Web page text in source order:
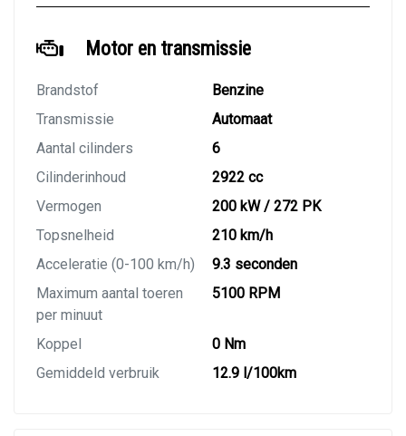
Motor en transmissie
Brandstof
Benzine
Transmissie
Automaat
Aantal cilinders
6
Cilinderinhoud
2922 cc
Vermogen
200 kW / 272 PK
Topsnelheid
210 km/h
Acceleratie (0-100 km/h)
9.3 seconden
Maximum aantal toeren
per minuut
5100 RPM
Koppel
0 Nm
Gemiddeld verbruik
12.9 l/100km